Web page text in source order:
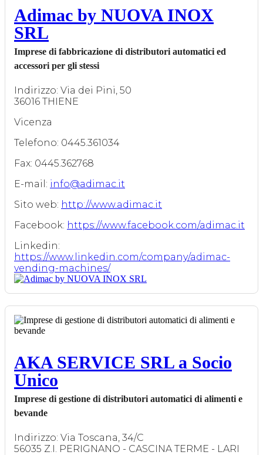
Adimac by NUOVA INOX
SRL
Imprese di fabbricazione di distributori automatici ed
accessori per gli stessi
Indirizzo: Via dei Pini, 50
36016 THIENE
Vicenza
Telefono: 0445.361034
Fax: 0445.362768
E-mail: info@adimac.it
Sito web: http://www.adimac.it
Facebook: https://www.facebook.com/adimac.it
Linkedin:
https://www.linkedin.com/company/adimac-
vending-machines/
AKA SERVICE SRL a Socio
Unico
Imprese di gestione di distributori automatici di alimenti e
bevande
Indirizzo: Via Toscana, 34/C
56035 Z.I. PERIGNANO - CASCINA TERME - LARI